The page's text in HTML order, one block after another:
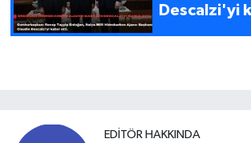
Descalzi'yi
EDITÖR HAKKINDA